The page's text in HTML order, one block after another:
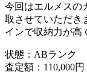
今回はエルメスの
取させていただき
インで収納力が高
状態：ABランク
査定額：110,000円